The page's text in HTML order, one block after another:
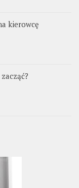
kierowcę